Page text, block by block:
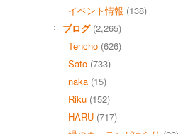
イベント情報 (138)
ブログ(2,265)
Tencho (626)
Sato (733)
naka (15)
Riku (152)
HARU (717)